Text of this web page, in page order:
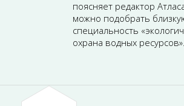
поясняет редактор
можно подобрать
специальность
охрана водных